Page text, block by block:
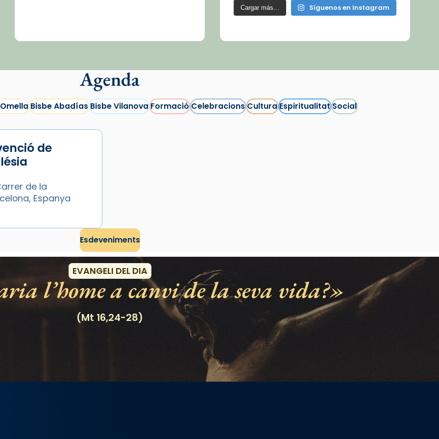
Cargar más... Síguenos en Instagram
Agenda
Bisbe AbadíasBisbe VilanovaFormacióCelebracionsCulturaEspiritualitatSocial
de
de la
Espanya
Esdeveniments
EVANGELI DEL DIA
l’home a canvi de la seva vida?
(Mt 16,24-28)